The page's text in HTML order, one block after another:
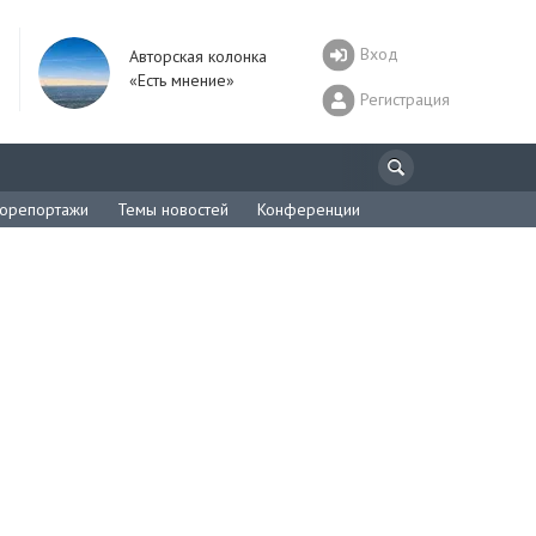
Авторская колонка
«Есть мнение»
Вход
Регистрация
Темы новостей Конференции